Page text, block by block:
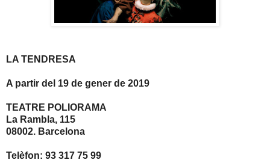
LA TENDRESA
A partir del 19 de gener de 2019
TEATRE POLIORAMA
La Rambla, 115
08002. Barcelona
Telèfon: 93 317 75 99